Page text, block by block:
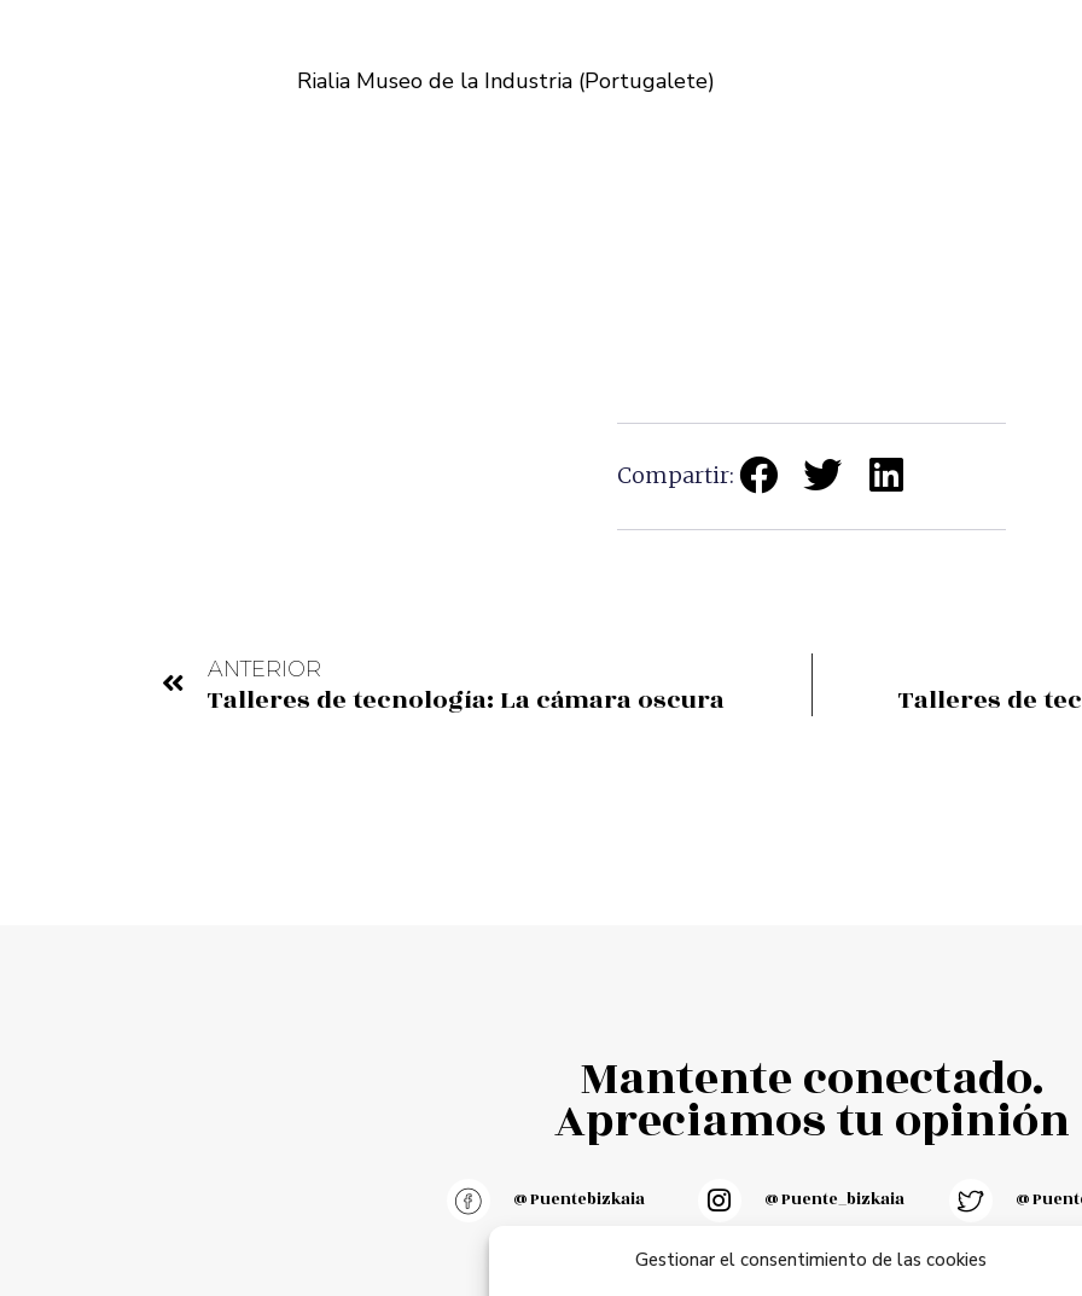
Gestionar el consentimiento de las cookies
Rialia Museo de la Industria (Portugalete)
Compartir:
ANTERIOR
Talleres de tecnología: La cámara oscura Talleres de
Mantente conectado.
Apreciamos tu opinión
@puentebizkaia @puente_bizkaia